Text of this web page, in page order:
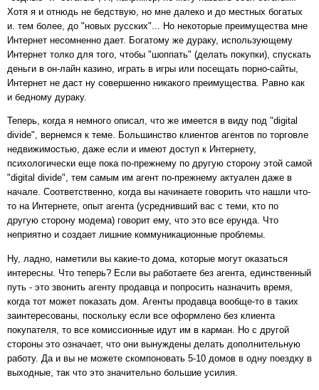
Хотя я и отнюдь не бедствую, но мне далеко и до местных богатых
и. тем более, до "новых русских"... Но некоторые преимущества мне
Интернет несомненно дает. Богатому же дураку, использующему
Интернет толко для того, чтобы "шоппать" (делать покупки), спускать
деньги в он-лайн казино, играть в игры или посещать порно-сайты,
Интернет не даст ну совершенно никакого преимущества. Равно как
и бедному дураку.
Теперь, когда я немного описал, что же имеется в виду под "digital
divide", вернемся к теме. Большинство клиентов агентов по торговле
недвижимостью, даже если и имеют доступ к Интернету,
психологически еще пока по-прежнему по другую сторону этой самой
"digital divide", тем самым им агент по-прежнему актуален даже в
начале. Соответственно, когда вы начинаете говорить что нашли что-
то на Интернете, опыт агента (усреднивший вас с теми, кто по
другую сторону модема) говорит ему, что это все ерунда. Что
неприятно и создает лишние коммуникационные проблемы.
Ну, ладно, наметили вы какие-то дома, которые могут оказаться
интересны. Что теперь? Если вы работаете без агента, единственный
путь - это звонить агенту продавца и попросить назначить время,
когда тот может показать дом. Агенты продавца вообще-то в таких
заинтересованы, поскольку если все оформлено без клиента
покупателя, то все комиссионные идут им в карман. Но с другой
стороны это означает, что они вынуждены делать дополнительную
работу. Да и вы не можете скомпоновать 5-10 домов в одну поездку в
выходные, так что это значительно большие усилия.